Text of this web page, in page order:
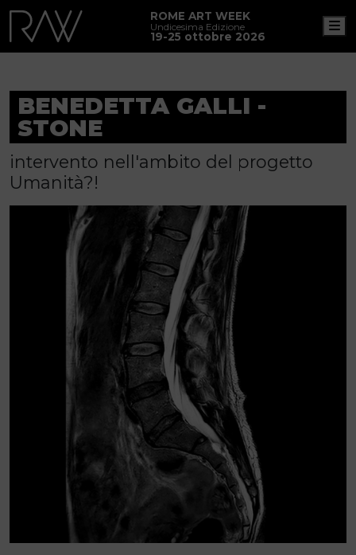
ROME ART WEEK
Undicesima Edizione
19-25 ottobre 2026
BENEDETTA GALLI -
STONE
intervento nell'ambito del progetto
Umanità?!